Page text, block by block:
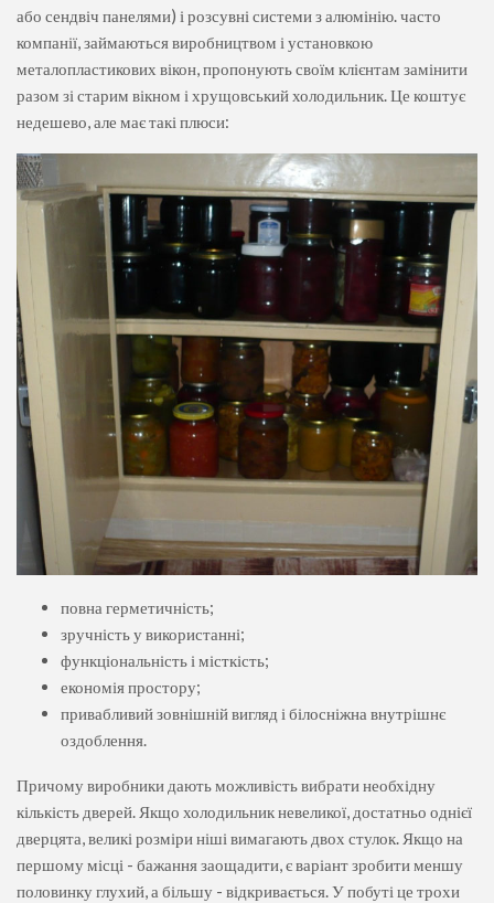
або сендвіч панелями) і розсувні системи з алюмінію. часто
компанії, займаються виробництвом і установкою
металопластикових вікон, пропонують своїм клієнтам замінити
разом зі старим вікном і хрущовський холодильник. Це коштує
недешево, але має такі плюси:
повна герметичність;
зручність у використанні;
функціональність і місткість;
економія простору;
привабливий зовнішній вигляд і білосніжна внутрішнє
оздоблення.
Причому виробники дають можливість вибрати необхідну
кількість дверей. Якщо холодильник невеликої, достатньо однієї
дверцята, великі розміри ніші вимагають двох стулок. Якщо на
першому місці - бажання заощадити, є варіант зробити меншу
половинку глухий, а більшу - відкривається. У побуті це трохи